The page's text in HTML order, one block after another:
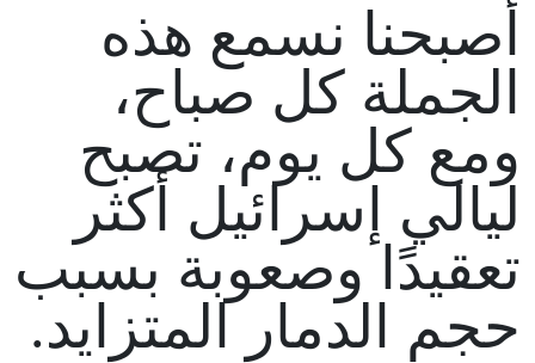
أصبحنا نسمع هذه
الجملة كل صباح،
ومع كل يوم، تصبح
ليالي إسرائيل أكثر
تعقيدًا وصعوبة بسبب
حجم الدمار المتزايد.